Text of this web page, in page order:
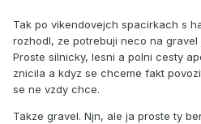
Tak po vikendovejch spacirkach s
rozhodl, ze potrebuji neco na gravel
Proste silnicky, lesni a polni cesty
znicila a kdyz se chceme fakt
se ne vzdy chce.
Takze gravel. Njn, ale ja proste ty